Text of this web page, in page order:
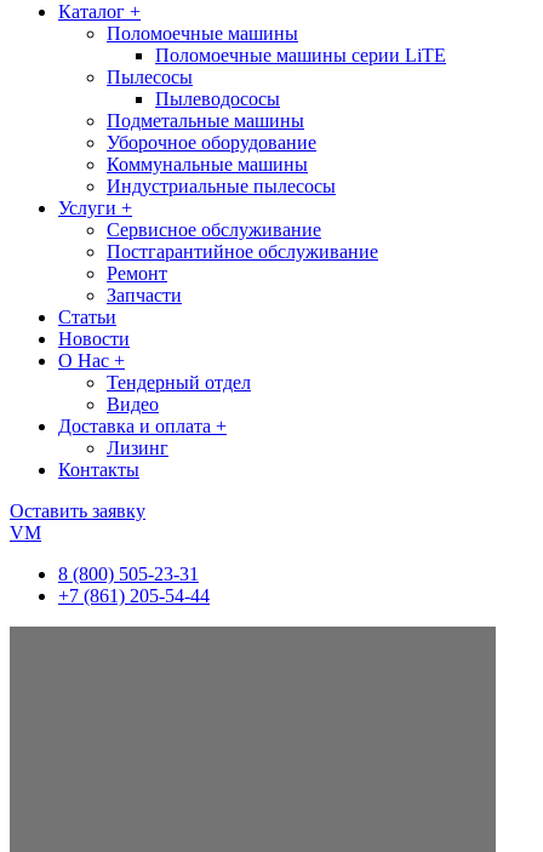
Каталог +
Поломоечные машины
Поломоечные машины серии LiTE
Пылесосы
Пылеводососы
Подметальные машины
Уборочное оборудование
Коммунальные машины
Индустриальные пылесосы
Услуги +
Сервисное обслуживание
Постгарантийное обслуживание
Ремонт
Запчасти
Статьи
Новости
О Нас +
Тендерный отдел
Видео
Доставка и оплата +
Лизинг
Контакты
Оставить заявку
VM
8 (800) 505-23-31
+7 (861) 205-54-44